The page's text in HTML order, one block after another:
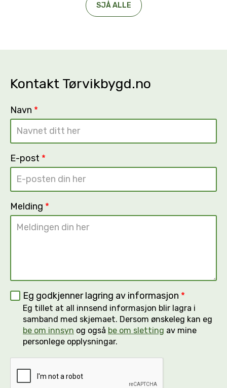
SJÅ ALLE
Kontakt Tørvikbygd.no
Navn *
E-post *
Melding *
Eg godkjenner lagring av informasjon *
Eg tillet at all innsend informasjon blir lagra i
samband med skjemaet. Dersom ønskeleg kan eg
be om innsyn og også be om sletting av mine
personlege opplysningar.